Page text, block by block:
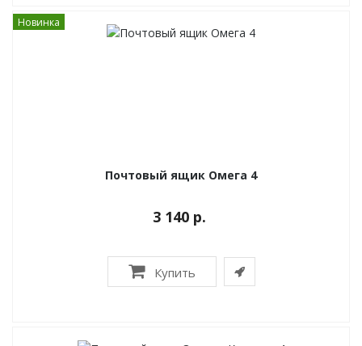
Новинка
Почтовый ящик Омега 4
3 140 р.
Купить